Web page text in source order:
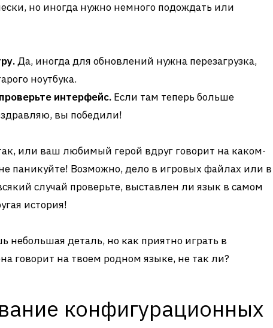
но иногда нужно немного подождать или
Да, иногда для обновлений нужна перезагрузка,
ноутбука.
интерфейс. Если там теперь больше
вы победили!
или ваш любимый герой вдруг говорит на каком-
паникуйте! Возможно, дело в игровых файлах или в
случай проверьте, выставлен ли язык в самом
история!
небольшая деталь, но как приятно играть в
говорит на твоем родном языке, не так ли?
конфигурационных